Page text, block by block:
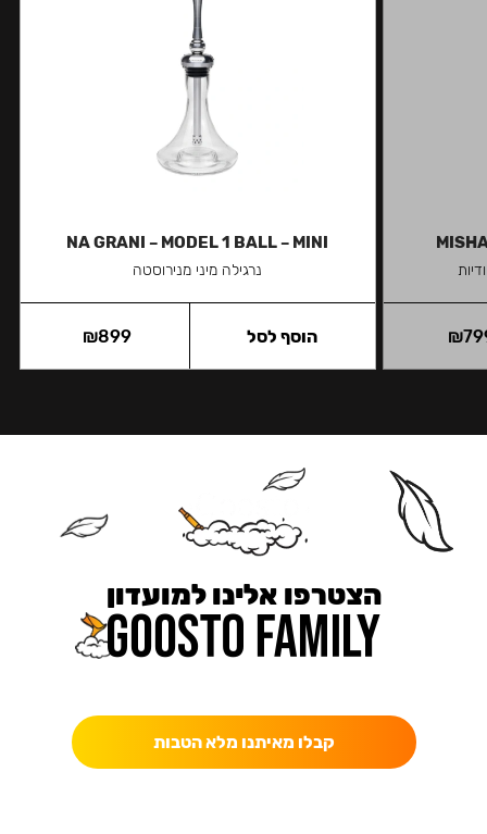
₪
NA GRANI – MODEL 1 BALL – MINI
נרגילה מיני מנירוסטה
₪899 הוסף לסל
הצטרפו אלינו למועדון
קבלו מאיתנו מלא הטבות